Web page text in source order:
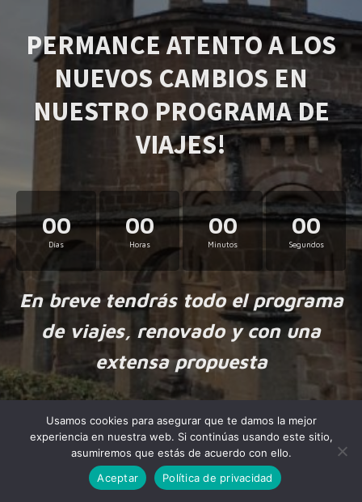
PERMANCE ATENTO A LOS
NUEVOS CAMBIOS EN
NUESTRO PROGRAMA DE
VIAJES!
00
Días
00
Horas
00
Minutos
00
Segundos
En breve tendrás todo el programa
de viajes, renovado y con una
extensa propuesta
Made byNiteoThemeswith love.
Usamos cookies para asegurar que te damos la mejor
experiencia en nuestra web. Si continúas usando este sitio,
asumiremos que estás de acuerdo con ello.
Aceptar
Política de privacidad